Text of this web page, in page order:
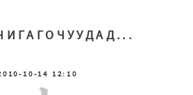
10-14 12:10